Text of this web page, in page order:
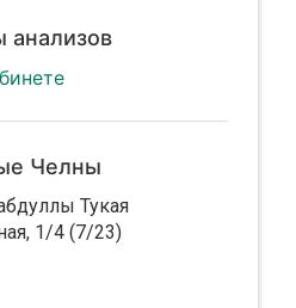
анализов
Челны
Тукая
1/4 (7/23)